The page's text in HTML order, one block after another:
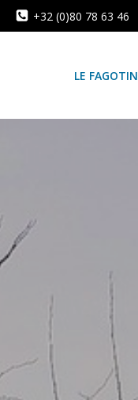
+32 (0)80 78 63 46
LE FAGOTIN